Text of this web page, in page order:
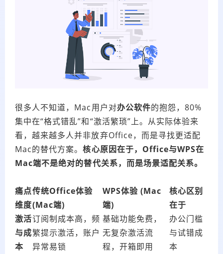
很多人不知道，Mac用户对办公软件的抱怨，80%
集中在“格式错乱”和“激活繁琐”上。从实际体验来
看，越来越多人并非放弃Office，而是寻找更适配
Mac的替代方案。核心原因在于，Office与WPS在
Mac端不是绝对的替代关系，而是场景适配关系。
痛点
维度
传统Office体验
(Mac端)
WPS体验 (Mac
端)
核心区别
在于
激活
与成
本
订阅制成本高，频
繁提示激活，账户
异常易锁
基础功能免费，
无复杂激活流
程，开箱即用
办公门槛
与试错成
本